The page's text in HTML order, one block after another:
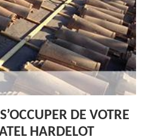
DE VOTRE
HARDELOT